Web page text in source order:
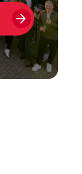
arrow_forward